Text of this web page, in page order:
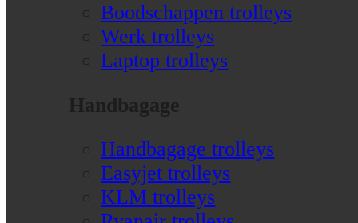
Boodschappen trolleys
Werk trolleys
Laptop trolleys
Handbagage
Handbagage trolleys
Easyjet trolleys
KLM trolleys